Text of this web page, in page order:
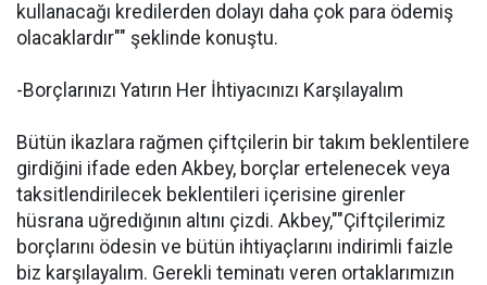
kullanacağı kredilerden dolayı daha çok para ödemiş
olacaklardır"" şeklinde konuştu.
-Borçlarınızı Yatırın Her İhtiyacınızı Karşılayalım
Bütün ikazlara rağmen çiftçilerin bir takım beklentilere
girdiğini ifade eden Akbey, borçlar ertelenecek veya
taksitlendirilecek beklentileri içerisine girenler
hüsrana uğredığının altını çizdi. Akbey,""Çiftçilerimiz
borçlarını ödesin ve bütün ihtiyaçlarını indirimli faizle
biz karşılayalım. Gerekli teminatı veren ortaklarımızın